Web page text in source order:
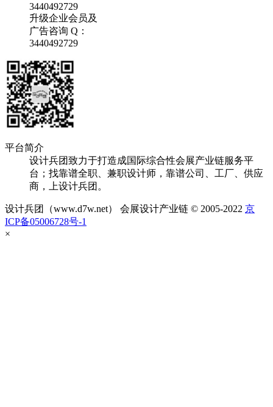
3440492729
升级企业会员及
广告咨询 Q：
3440492729
平台简介
设计兵团致力于打造成国际综合性会展产业链服务平
台；找靠谱全职、兼职设计师，靠谱公司、工厂、供应
商，上设计兵团。
设计兵团（www.d7w.net） 会展设计产业链 © 2005-2022 京
ICP备05006728号-1
×